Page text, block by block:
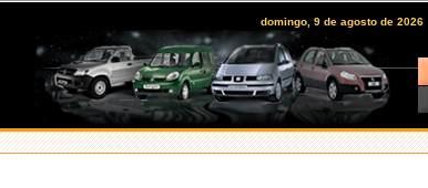
domingo, 9 de agosto de 2026